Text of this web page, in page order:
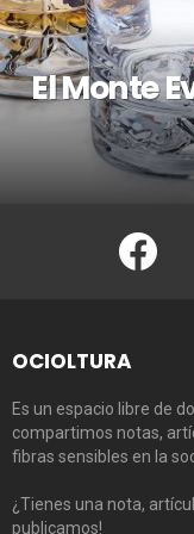
El Monte
OCIOLTURA
Es un espacio libre de
compartimos notas,
fibras sensibles en la
¿Tienes una nota,
publicamos!